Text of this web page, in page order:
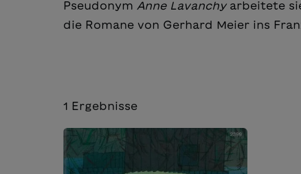
Pseudonym Anne Lavanchy arbeitete
die Romane von Gerhard Meier ins
1 Ergebnisse